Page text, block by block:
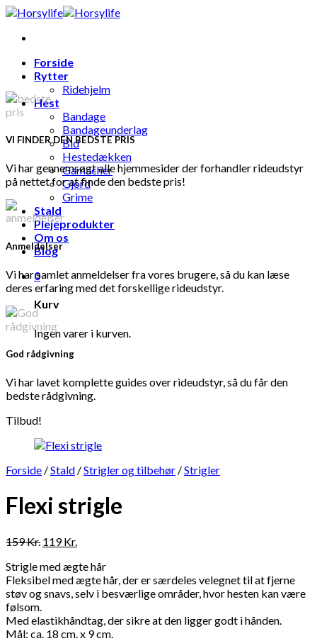
Skip
content
Forside
Rytter
Ridehjelm
Hest
Bandage
Bandageunderlag
Bid
Hestedækken
Gamacher
Gjord
Grime
Stald
Plejeprodukter
Om os
Blog
0
Kurv
Ingen varer i kurven.
VI FINDER DEN BEDSTE PRIS
Vi har gennemsøgt alle hjemmesider der forhandler rideudstyr
på nettet for at finde den bedste pris!
Anmeldelser
Vi har samlet anmeldelser fra vores brugere, så du kan læse
deres erfaring med det forskellige rideudstyr.
God rådgivning
Vi har lavet komplette guides over rideudstyr, så du får den
bedste rådgivning.
Tilbud!
Forside /Stald /Strigler og tilbehør /Strigler
Flexi strigle
159Kr. Den
pris
var:
159 Kr..
119Kr.
pris
er:
119 Kr..
Strigle med ægte hår
Fleksibel med ægte hår, der er særdeles velegnet til at fjerne
støv og snavs, selv i besværlige områder, hvor hesten kan være
følsom.
Med elastikhåndtag, der sikre at den ligger godt i hånden.
Mål: ca. 18 cm. x 9 cm.